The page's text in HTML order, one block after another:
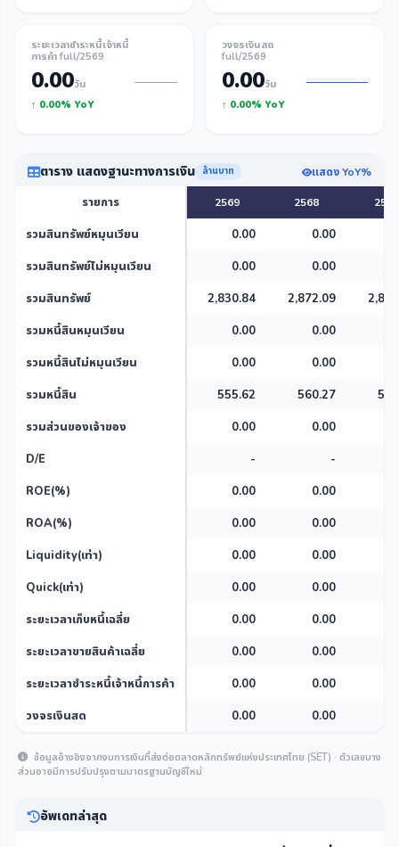
ระยะเวลาชำระหนี้เจ้าหนี้
การค้า full/2569
0.00วัน
↑ 0.00% YoY
วงจรเงินสด
full/2569
0.00วัน
↑ 0.00% YoY
ตาราง แสดงฐานะทางการเงิน ล้านบาท แสดง YoY%
รายการ 2569 2568 2566
รวมสินทรัพย์หมุนเวียน 0.00 0.00
รวมสินทรัพย์ไม่หมุนเวียน
0.00 0.00
รวมสินทรัพย์
2,830.84 2,872.09
รวมหนี้สินหมุนเวียน
0.00 0.00
รวมหนี้สินไม่หมุนเวียน
0.00 0.00
รวมหนี้สิน
555.62 560.27
รวมส่วนของเจ้าของ
0.00 0.00
D/E
-
-
ROE(%)
0.00 0.00
ROA(%)
0.00 0.00
Liquidity(เท่า)
0.00 0.00
Quick(เท่า)
0.00 0.00
ระยะเวลาเก็บหนี้เฉลี่ย
0.00 0.00
ระยะเวลาขายสินค้าเฉลี่ย
0.00 0.00
ระยะเวลาชำระหนี้เจ้าหนี้การค้า
0.00 0.00
วงจรเงินสด
0.00 0.00
ข้อมูลอ้างอิงจากงบการเงินที่ส่งต่อตลาดหลักทรัพย์แห่งประเทศไทย (SET) · ตัวเลขบาง
ส่วนอาจมีการปรับปรุงตามมาตรฐานบัญชีใหม่
อัพเดทล่าสุด